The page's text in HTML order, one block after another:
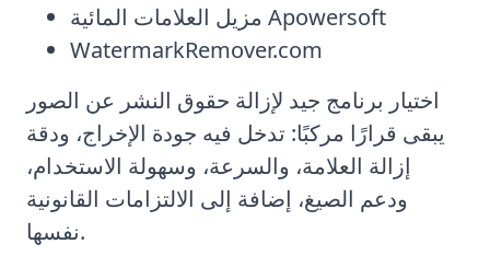
مزيل العلامات المائية Apowersoft
WatermarkRemover.com
اختيار برنامج جيد لإزالة حقوق النشر عن الصور
يبقى قرارًا مركبًا: تدخل فيه جودة الإخراج، ودقة
إزالة العلامة، والسرعة، وسهولة الاستخدام،
ودعم الصيغ، إضافة إلى الالتزامات القانونية
نفسها.